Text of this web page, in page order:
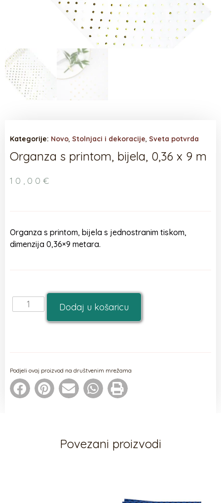
Kategorije: Novo, Stolnjaci i dekoracije, Sveta potvrda
Organza s printom, bijela, 0,36 x 9 m
10,00 €
Organza s printom, bijela s jednostranim tiskom,
dimenzija 0,36×9 metara.
Dodaj u košaricu
Podjeli ovaj proizvod na društvenim mrežama
Povezani proizvodi